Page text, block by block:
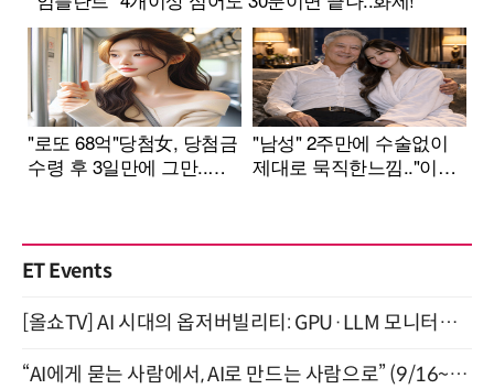
ET Events
[올쇼TV] AI 시대의 옵저버빌리티: GPU·LLM 모니터링부터 AI 기반 장애 대응까지 (8/11 생방송)
“AI에게 묻는 사람에서, AI로 만드는 사람으로” (9/16~17)